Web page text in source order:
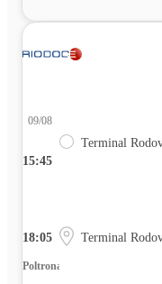
15:45
09/08
Terminal
18:05 Terminal
Poltrona